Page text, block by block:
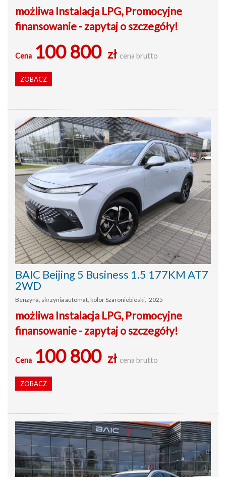
możliwa Instalacja LPG, Promocyjne
finansowanie - zapytaj o szczegóły!
Cena 100 800 zł cena brutto
ZOBACZ
BAIC Beijing 5 Business 1.5 177KM AT7
2WD
Benzyna, skrzynia automat, kolor Szaroniebieski, '2025
możliwa Instalacja LPG, Promocyjne
finansowanie - zapytaj o szczegóły!
Cena 100 800 zł cena brutto
ZOBACZ